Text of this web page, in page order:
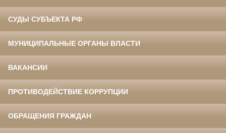
СУДЫ СУБЪЕКТА РФ
МУНИЦИПАЛЬНЫЕ ОРГАНЫ ВЛАСТИ
ВАКАНСИИ
ПРОТИВОДЕЙСТВИЕ КОРРУПЦИИ
ОБРАЩЕНИЯ ГРАЖДАН